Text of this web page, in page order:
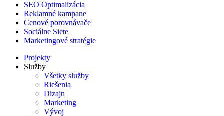
SEO Optimalizácia
Reklamné kampane
Cenové porovnávače
Sociálne Siete
Marketingové stratégie
Projekty
Služby
Všetky služby
Riešenia
Dizajn
Marketing
Vývoj